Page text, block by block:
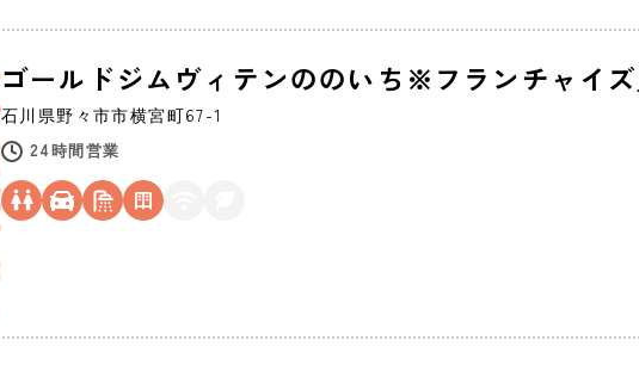
ゴールドジムヴィテンののいち※フランチャイ
石川県野々市市横宮町67-1
24時間営業